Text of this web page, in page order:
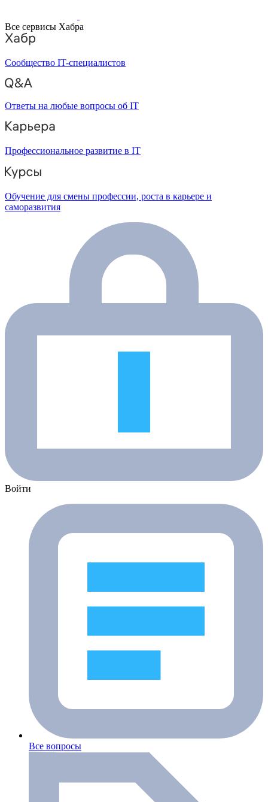
Все сервисы Хабра
Сообщество IT-специалистов
Ответы на любые вопросы об IT
Профессиональное развитие в IT
Обучение для смены профессии, роста в карьере и
саморазвития
Войти
Все вопросы